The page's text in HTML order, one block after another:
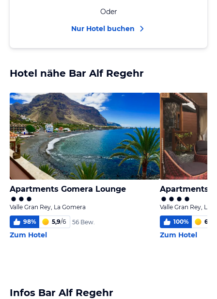
Oder
Nur Hotel buchen
Hotel nähe Bar Alf Regehr
Apartments Gomera Lounge
Valle Gran Rey, La Gomera
98% 5,9/6 56 Bew.
Zum Hotel
Apartments
Valle Gran Rey, La
100% 6,0
Zum Hotel
Infos Bar Alf Regehr